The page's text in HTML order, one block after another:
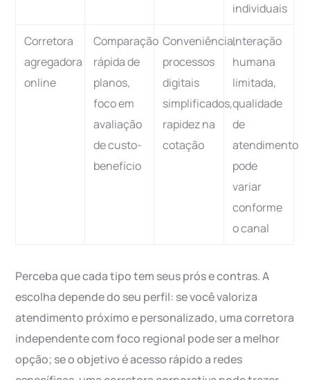
individuais
Corretora
agregadora
online
Comparação
rápida de
planos,
foco em
avaliação
de custo-
benefício
Conveniência,
processos
digitais
simplificados,
rapidez na
cotação
Interação
humana
limitada,
qualidade
de
atendimento
pode
variar
conforme
o canal
Perceba que cada tipo tem seus prós e contras. A
escolha depende do seu perfil: se você valoriza
atendimento próximo e personalizado, uma corretora
independente com foco regional pode ser a melhor
opção; se o objetivo é acesso rápido a redes